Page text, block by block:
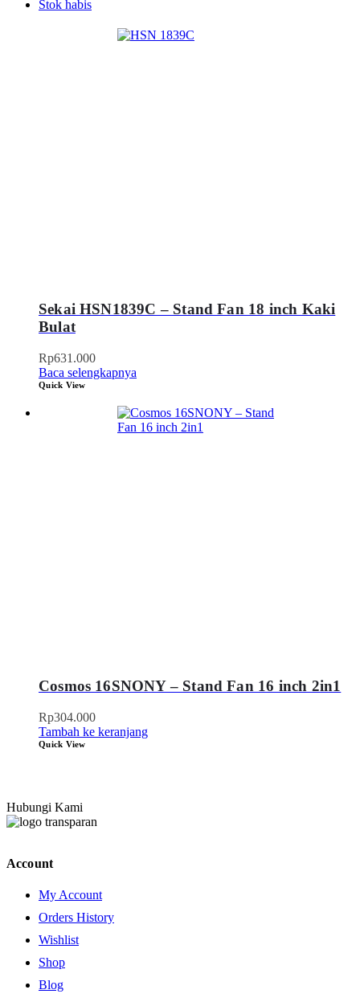
Stok habis
Sekai HSN1839C – Stand Fan 18 inch Kaki
Bulat
Rp631.000
Baca selengkapnya
Quick View
Cosmos 16SNONY – Stand Fan 16 inch 2in1
Rp304.000
Tambah ke keranjang
Quick View
Hubungi Kami
Account
My Account
Orders History
Wishlist
Shop
Blog